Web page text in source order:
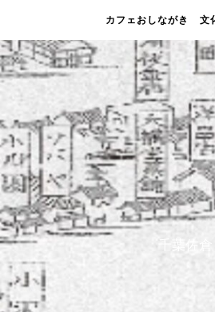
カフェおしながき 文
千葉佐